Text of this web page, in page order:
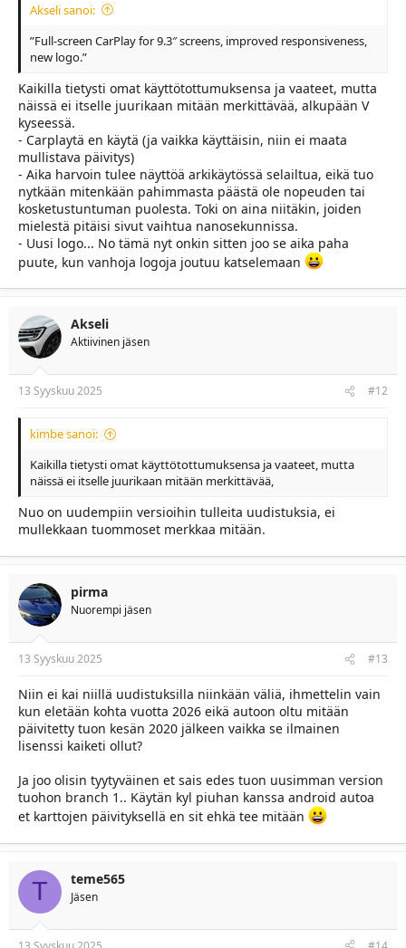
Akseli sanoi:
”Full-screen CarPlay for 9.3″ screens, improved responsiveness,
new logo.”
Kaikilla tietysti omat käyttötottumuksensa ja vaateet, mutta
näissä ei itselle juurikaan mitään merkittävää, alkupään V
kyseessä.
- Carplaytä en käytä (ja vaikka käyttäisin, niin ei maata
mullistava päivitys)
- Aika harvoin tulee näyttöä arkikäytössä selailtua, eikä tuo
nytkään mitenkään pahimmasta päästä ole nopeuden tai
kosketustuntuman puolesta. Toki on aina niitäkin, joiden
mielestä pitäisi sivut vaihtua nanosekunnissa.
- Uusi logo... No tämä nyt onkin sitten joo se aika paha
puute, kun vanhoja logoja joutuu katselemaan
Akseli
Aktiivinen jäsen
13 Syyskuu 2025 #12
kimbe sanoi:
Kaikilla tietysti omat käyttötottumuksensa ja vaateet, mutta
näissä ei itselle juurikaan mitään merkittävää,
Nuo on uudempiin versioihin tulleita uudistuksia, ei
mullekkaan tuommoset merkkaa mitään.
pirma
Nuorempi jäsen
13 Syyskuu 2025 #13
Niin ei kai niillä uudistuksilla niinkään väliä, ihmettelin vain
kun eletään kohta vuotta 2026 eikä autoon oltu mitään
päivitetty tuon kesän 2020 jälkeen vaikka se ilmainen
lisenssi kaiketi ollut?
Ja joo olisin tyytyväinen et sais edes tuon uusimman version
tuohon branch 1.. Käytän kyl piuhan kanssa android autoa
et karttojen päivityksellä en sit ehkä tee mitään
T teme565
Jäsen